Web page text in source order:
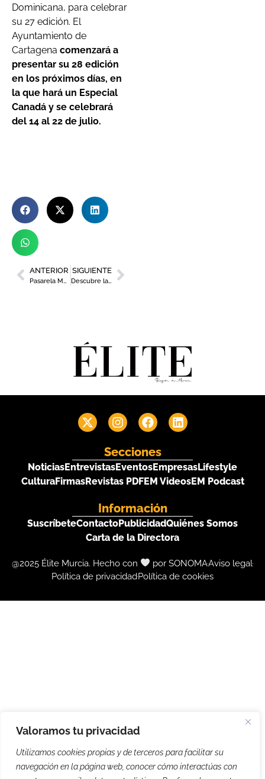
Valoramos tu privacidad
Utilizamos cookies propias y de terceros para facilitar su
navegación en la página web, conocer cómo interactúas con
Dominicana, para celebrar
su 27 edición. El
Ayuntamiento de
Cartagena comenzará a
presentar su 28 edición
en los próximos días, en
la que hará un Especial
Canadá y se celebrará
del 14 al 22 de julio.
ANTERIOR
Pasarela Mediterránea busca modelos para su 6ª edición
SIGUIENTE
Descubre la programación del Centro Municipal Gastronómico de Murcia
Secciones
NoticiasEntrevistasEventosEmpresasLifestyle
CulturaFirmasRevistas PDFEM VideosEM Podcast
Información
SuscríbeteContactoPublicidadQuiénes Somos
Carta de la Directora
@2025 Élite Murcia. Hecho con por SONOMAAviso legal
Política de privacidadPolítica de cookies